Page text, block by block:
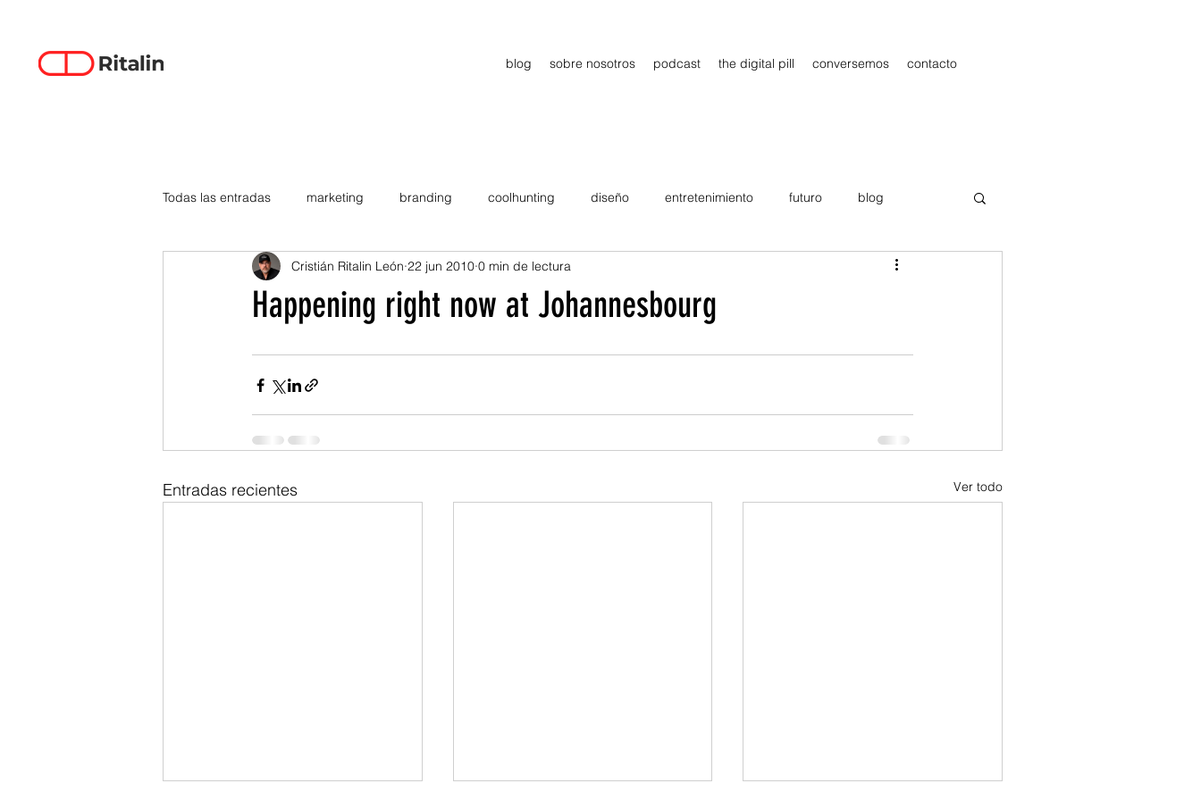
blog sobre nosotros podcast the digital pill conversemos contacto
Todas las entradas marketing branding coolhunting diseño entretenimiento futuro blog
data-driven creativity emprendimiento estrategia Publicidad
Happening right now at Johannesbourg
Cristián Ritalin León 22 jun 2010 0 min de lectura
Entradas recientes Ver todo